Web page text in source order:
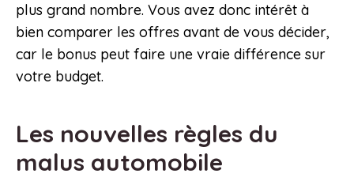
plus grand nombre. Vous avez donc intérêt à
bien comparer les offres avant de vous décider,
car le bonus peut faire une vraie différence sur
votre budget.
Les nouvelles règles du
malus automobile